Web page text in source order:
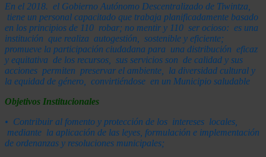
En el 2018. el Gobierno Autónomo Descentralizado de Tiwintza,
tiene un personal capacitado que trabaja planificadamente basado
en los principios de 110 robar; no mentir y 110 ser ocioso: es una
institución que realiza autogestión, sostenible y eficiente;
promueve la participación ciudadana para una distribución eficaz
y equitativa de los recursos, sus servicios son de calidad y sus
acciones permiten preservar el ambiente, la diversidad cultural y
la equidad de género, convirtiéndose en un Municipio saludable
Objetivos Institucionales
• Contribuir al fomento y protección de los intereses locales,
mediante la aplicación de las leyes formulación e implementación
de ordenanzas y resoluciones municipales;